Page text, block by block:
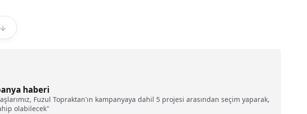
haberi
Fuzul Topraktan'ın kampanyaya dahil 5 projesi arasından seçim yaparak,
olabilecek"